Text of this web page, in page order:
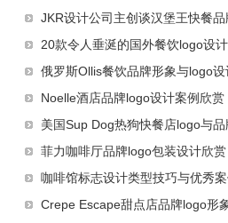
JKR设计公司主创谈汉堡王快餐
20款令人垂涎的国外餐饮logo设
俄罗斯Ollis餐饮品牌形象与logo
Noelle酒店品牌logo设计案例欣赏
美国Sup Dog热狗快餐店logo与
菲力咖啡厅品牌logo包装设计欣赏
咖啡馆标志设计类型技巧与优秀
Crepe Escape甜点店品牌logo形